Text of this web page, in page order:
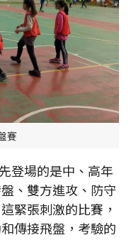
賽
場的是中、高年
、雙方進攻、防守
緊張刺激的比賽，
傳接飛盤，考驗的